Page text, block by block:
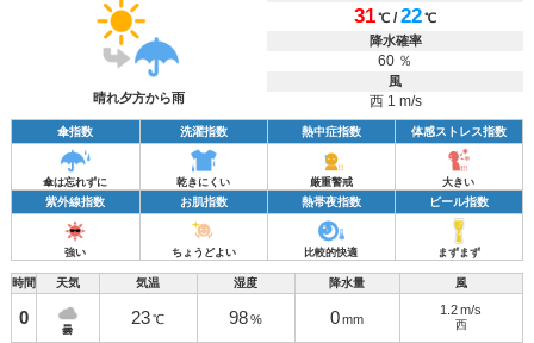
晴れ夕方から雨
31℃ /22℃
降水確率
60 ％
風
西 1 m/s
傘指数 洗濯指数 熱中症指数 体感ストレス指数
傘は忘れずに 乾きにくい 厳重警戒 大きい
紫外線指数 お肌指数 熱帯夜指数 ビール指数
強い ちょうどよい 比較的快適 まずまず
時間 天気 気温 湿度 降水量 風
0
曇
23 ℃ 98 % 0 mm
1.2 m/s
西